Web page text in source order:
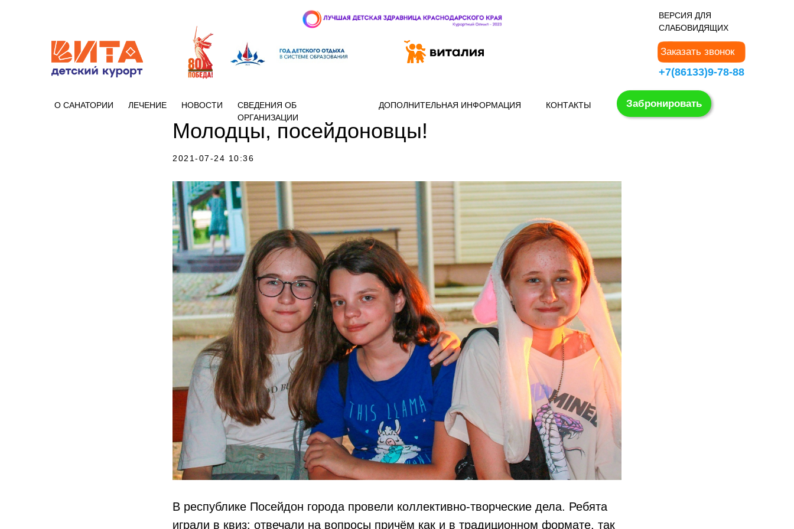
+7 (86133) 97-888 Заказать звонок
+7(86133)9-78-88
ВЕРСИЯ ДЛЯ
СЛАБОВИДЯЩИХ
О САНАТОРИИ Забронировать
КОНТАКТЫ
НОВОСТИ
СВЕДЕНИЯ ОБ
ОРГАНИЗАЦИИ
ДОПОЛНИТЕЛЬНАЯ ИНФОРМАЦИЯ
ЛЕЧЕНИЕ
Молодцы, посейдоновцы!
2021-07-24 10:36
В республике Посейдон города провели коллективно-творческие дела. Ребята
играли в квиз: отвечали на вопросы причём как и в традиционном формате, так